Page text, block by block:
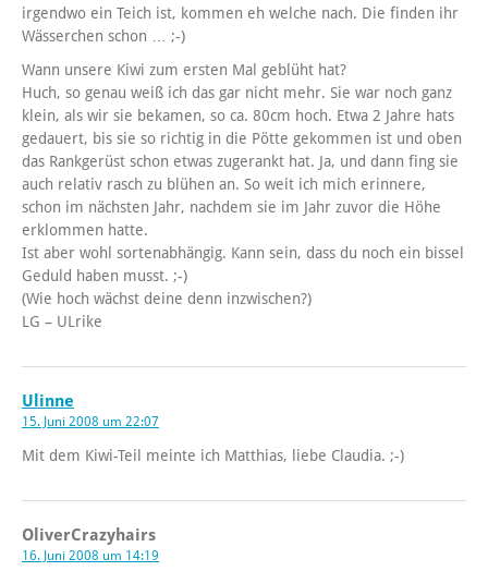
irgendwo ein Teich ist, kommen eh welche nach. Die finden ihr
Wässerchen schon … ;-)
Wann unsere Kiwi zum ersten Mal geblüht hat?
Huch, so genau weiß ich das gar nicht mehr. Sie war noch ganz
klein, als wir sie bekamen, so ca. 80cm hoch. Etwa 2 Jahre hats
gedauert, bis sie so richtig in die Pötte gekommen ist und oben
das Rankgerüst schon etwas zugerankt hat. Ja, und dann fing sie
auch relativ rasch zu blühen an. So weit ich mich erinnere,
schon im nächsten Jahr, nachdem sie im Jahr zuvor die Höhe
erklommen hatte.
Ist aber wohl sortenabhängig. Kann sein, dass du noch ein bissel
Geduld haben musst. ;-)
(Wie hoch wächst deine denn inzwischen?)
LG – ULrike
Ulinne
15. Juni 2008 um 22:07
Mit dem Kiwi-Teil meinte ich Matthias, liebe Claudia. ;-)
OliverCrazyhairs
16. Juni 2008 um 14:19